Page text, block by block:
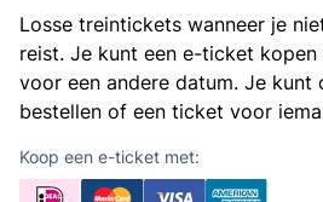
Losse treintickets wanneer je
reist. Je kunt een e-ticket
voor een andere datum. Je
bestellen of een ticket voor
Koop een e-ticket met: